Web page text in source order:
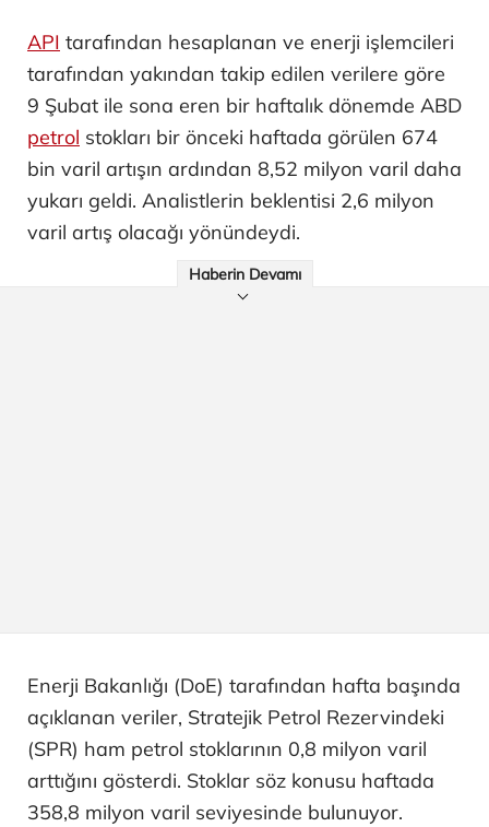
API tarafından hesaplanan ve enerji işlemcileri
tarafından yakından takip edilen verilere göre
9 Şubat ile sona eren bir haftalık dönemde ABD
petrol stokları bir önceki haftada görülen 674
bin varil artışın ardından 8,52 milyon varil daha
yukarı geldi. Analistlerin beklentisi 2,6 milyon
varil artış olacağı yönündeydi.
Haberin Devamı
Enerji Bakanlığı (DoE) tarafından hafta başında
açıklanan veriler, Stratejik Petrol Rezervindeki
(SPR) ham petrol stoklarının 0,8 milyon varil
arttığını gösterdi. Stoklar söz konusu haftada
358,8 milyon varil seviyesinde bulunuyor.